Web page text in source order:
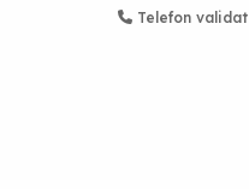
Telefon validat